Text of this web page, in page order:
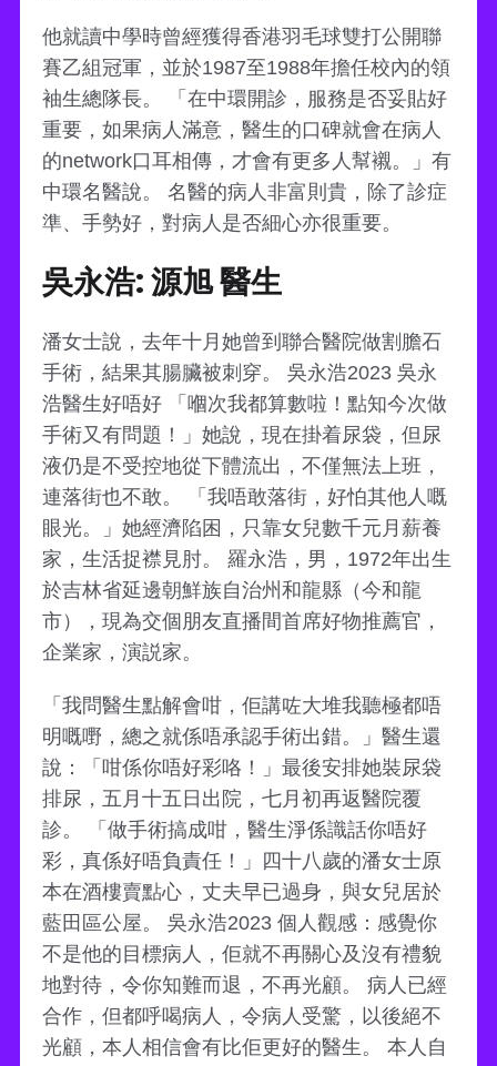
他就讀中學時曾經獲得香港羽毛球雙打公開聯
賽乙組冠軍，並於1987至1988年擔任校內的領
袖生總隊長。 「在中環開診，服務是否妥貼好
重要，如果病人滿意，醫生的口碑就會在病人
的network口耳相傳，才會有更多人幫襯。」有
中環名醫說。 名醫的病人非富則貴，除了診症
準、手勢好，對病人是否細心亦很重要。
吳永浩: 源旭 醫生
潘女士說，去年十月她曾到聯合醫院做割膽石
手術，結果其腸臟被刺穿。 吳永浩2023 吳永
浩醫生好唔好 「嗰次我都算數啦！點知今次做
手術又有問題！」她說，現在掛着尿袋，但尿
液仍是不受控地從下體流出，不僅無法上班，
連落街也不敢。 「我唔敢落街，好怕其他人嘅
眼光。」她經濟陷困，只靠女兒數千元月薪養
家，生活捉襟見肘。 羅永浩，男，1972年出生
於吉林省延邊朝鮮族自治州和龍縣（今和龍
市），現為交個朋友直播間首席好物推薦官，
企業家，演説家。
「我問醫生點解會咁，佢講咗大堆我聽極都唔
明嘅嘢，總之就係唔承認手術出錯。」醫生還
說：「咁係你唔好彩咯！」最後安排她裝尿袋
排尿，五月十五日出院，七月初再返醫院覆
診。 「做手術搞成咁，醫生淨係識話你唔好
彩，真係好唔負責任！」四十八歲的潘女士原
本在酒樓賣點心，丈夫早已過身，與女兒居於
藍田區公屋。 吳永浩2023 個人觀感：感覺你
不是他的目標病人，佢就不再關心及沒有禮貌
地對待，令你知難而退，不再光顧。 病人已經
合作，但都呼喝病人，令病人受驚，以後絕不
光顧，本人相信會有比佢更好的醫生。 本人自